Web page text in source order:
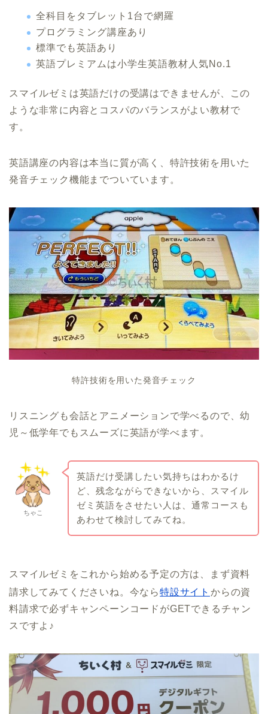
全科目をタブレット1台で網羅
プログラミング講座あり
標準でも英語あり
英語プレミアムは小学生英語教材人気No.1
スマイルゼミは英語だけの受講はできませんが、この
ような非常に内容とコスパのバランスがよい教材で
す。
英語講座の内容は本当に質が高く、特許技術を用いた
発音チェック機能までついています。
特許技術を用いた発音チェック
リスニングも会話とアニメーションで学べるので、幼
児～低学年でもスムーズに英語が学べます。
ちゃこ
英語だけ受講したい気持ちはわかるけ
ど、残念ながらできないから、スマイル
ゼミ英語をさせたい人は、通常コースも
あわせて検討してみてね。
スマイルゼミをこれから始める予定の方は、まず資料
請求してみてくださいね。今なら特設サイト からの資
料請求で必ずキャンペーンコードがGETできるチャン
スですよ♪